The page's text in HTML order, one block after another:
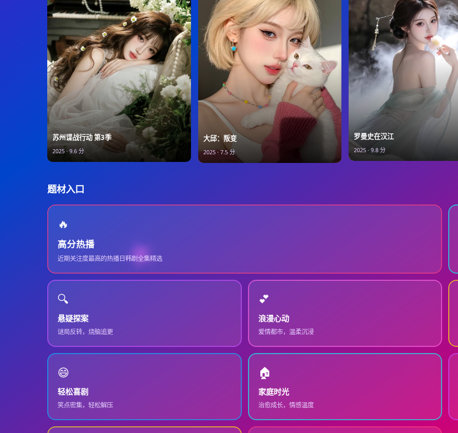
苏州谍战行动 第3季
2025 ·9.6 分
大邱：叛变
2025·7.5分
罗曼史在汉江
2025 · 9.8 分
题材入口
🔥
高分热播
近期关注度最高的热播日韩剧全集精选
🔍
悬疑探案
谜局反转，烧脑追更
💕
浪漫心动
爱情都市，温柔沉浸
😄
轻松喜剧
笑点密集，轻松解压
🏠
家庭时光
治愈成长，情感温度